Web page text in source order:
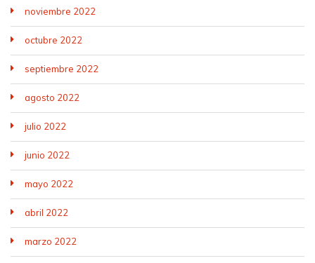
noviembre 2022
octubre 2022
septiembre 2022
agosto 2022
julio 2022
junio 2022
mayo 2022
abril 2022
marzo 2022